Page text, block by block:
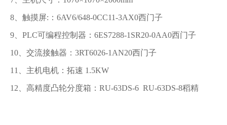
8、触摸屏:：6AV6/648-0CC11-3AX0西门子
9、PLC可编程控制器：6ES7288-1SR20-0AA0西门子
10、交流接触器：3RT6026-1AN20西门子
11、主机电机：拓速 1.5KW
12、高精度凸轮分度箱：RU-63DS-6 RU-63DS-8稻精